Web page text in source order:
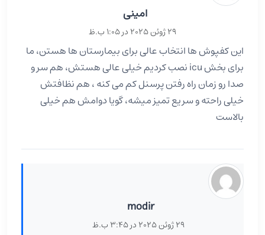
امینی
29 ژوئن 2025 در 1:05 ب.ظ
این کفپوش ها انتخاب عالی برای بیمارستان ها هستن، ما
برای بخش icu نصب کردیم خیلی عالی هستش، هم سر و
صدا رو زمان راه رفتن پرسنل کم می کنه ، هم نظافتش
خیلی راحته و سریع تمیز میشه، گویا دوامش هم خیلی
بالاست
modir
29 ژوئن 2025 در 3:45 ب.ظ